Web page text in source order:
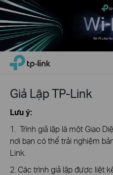
Click
navigation
TP-Link, Reliably Smart
Giả Lập TP-Link
Lưu ý:
1. Trình giả lập là một Giao
nơi bạn có thể trải nghiệm
Link.
2. Các trình giả lập được liệt